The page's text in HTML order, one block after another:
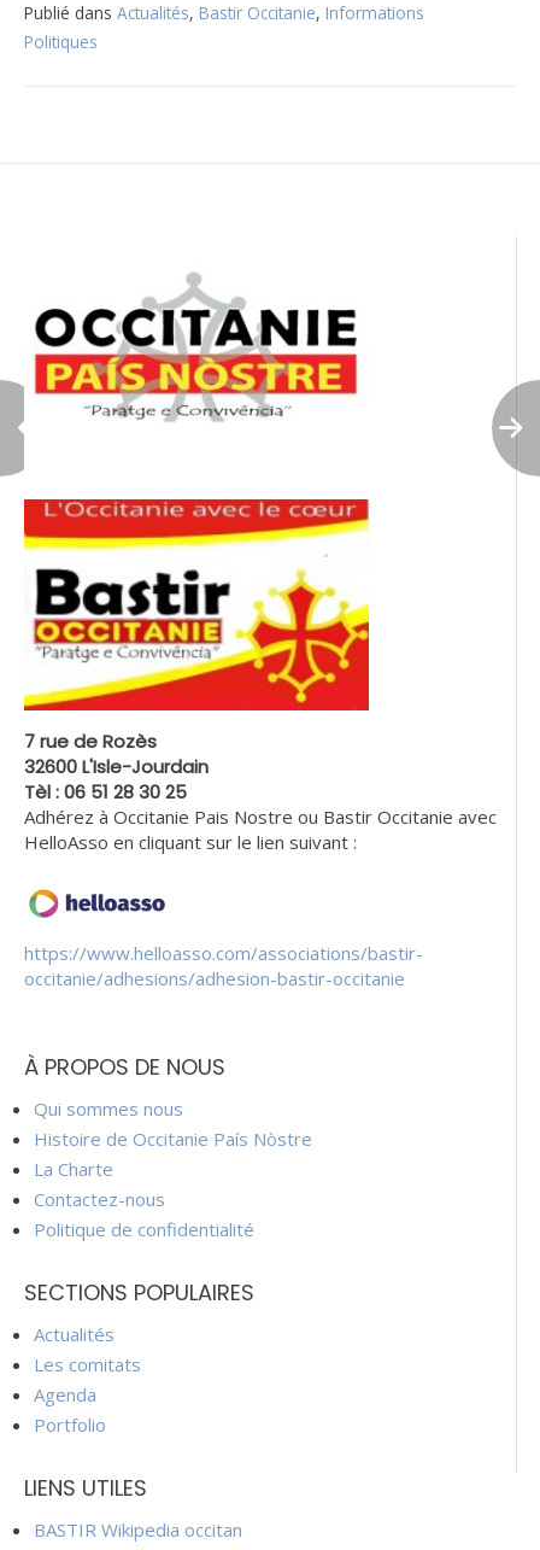
Publié dans Actualités, Bastir Occitanie, Informations
Politiques
7 rue de Rozès
32600 L'Isle-Jourdain
Tèl : 06 51 28 30 25
Adhérez à Occitanie Pais Nostre ou Bastir Occitanie avec
HelloAsso en cliquant sur le lien suivant :
https://www.helloasso.com/associations/bastir-
occitanie/adhesions/adhesion-bastir-occitanie
À PROPOS DE NOUS
Qui sommes nous
Histoire de Occitanie País Nòstre
La Charte
Contactez-nous
Politique de confidentialité
SECTIONS POPULAIRES
Actualités
Les comitats
Agenda
Portfolio
LIENS UTILES
BASTIR Wikipedia occitan